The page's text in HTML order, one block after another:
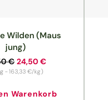
Wilden (Maus
jung)
€Verkaufspreis
24,50 €
-Grundpreis
163,33 €/kg)
Warenkorb